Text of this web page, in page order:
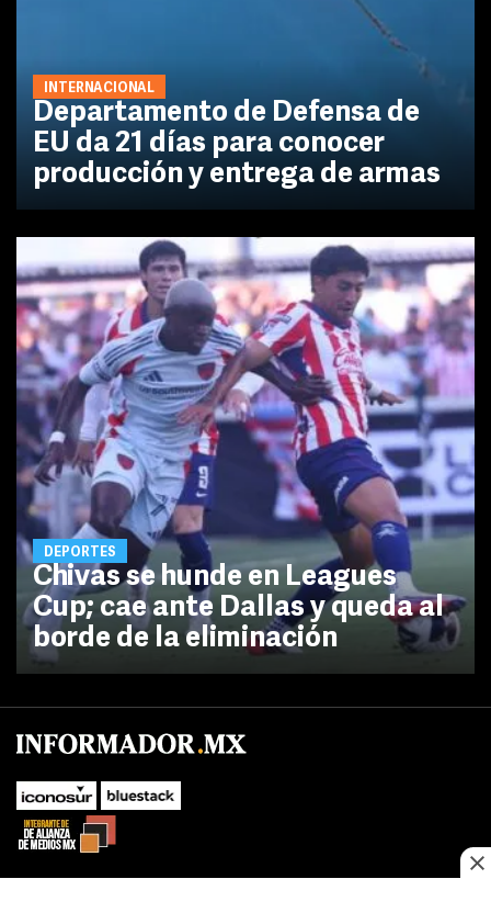
INTERNACIONAL
Departamento de Defensa de
EU da 21 días para conocer
producción y entrega de armas
DEPORTES
Chivas se hunde en Leagues
Cup; cae ante Dallas y queda al
borde de la eliminación